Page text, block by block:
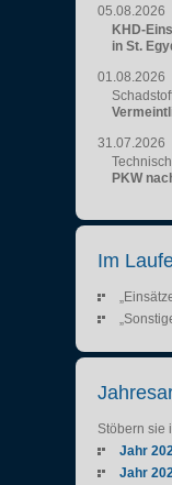
05.08.2026
KHD-
in St.
01.08.2026
31.07.2026
PKW
Im
Stöbern sie
Jahr
Jahr